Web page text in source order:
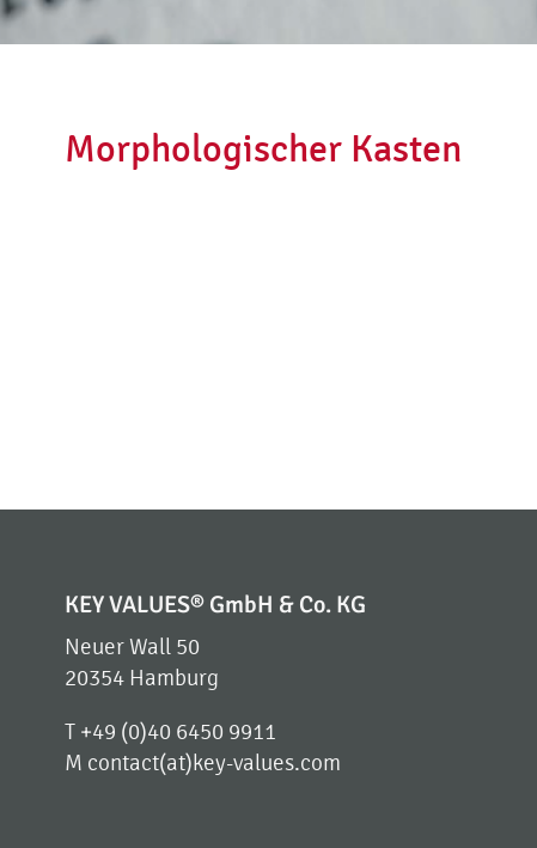
Morphologischer Kasten
KEY VALUES® GmbH & Co. KG
Neuer Wall 50
20354 Hamburg
T +49 (0)40 6450 9911
M contact(at)key-values.com